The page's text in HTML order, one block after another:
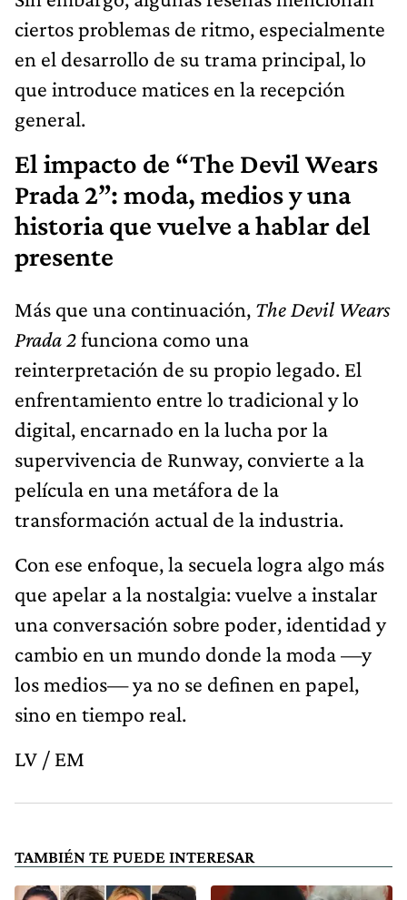
ciertos problemas de ritmo, especialmente
en el desarrollo de su trama principal, lo
que introduce matices en la recepción
general.
El impacto de “The Devil Wears
Prada 2”: moda, medios y una
historia que vuelve a hablar del
presente
Más que una continuación, The Devil Wears
Prada 2funciona como una
reinterpretación de su propio legado. El
enfrentamiento entre lo tradicional y lo
digital, encarnado en la lucha por la
supervivencia de Runway, convierte a la
película en una metáfora de la
transformación actual de la industria.
Con ese enfoque, la secuela logra algo más
que apelar a la nostalgia: vuelve a instalar
una conversación sobre poder, identidad y
cambio en un mundo donde la moda —y
los medios— ya no se definen en papel,
sino en tiempo real.
LV / EM
TAMBIÉN TE PUEDE INTERESAR